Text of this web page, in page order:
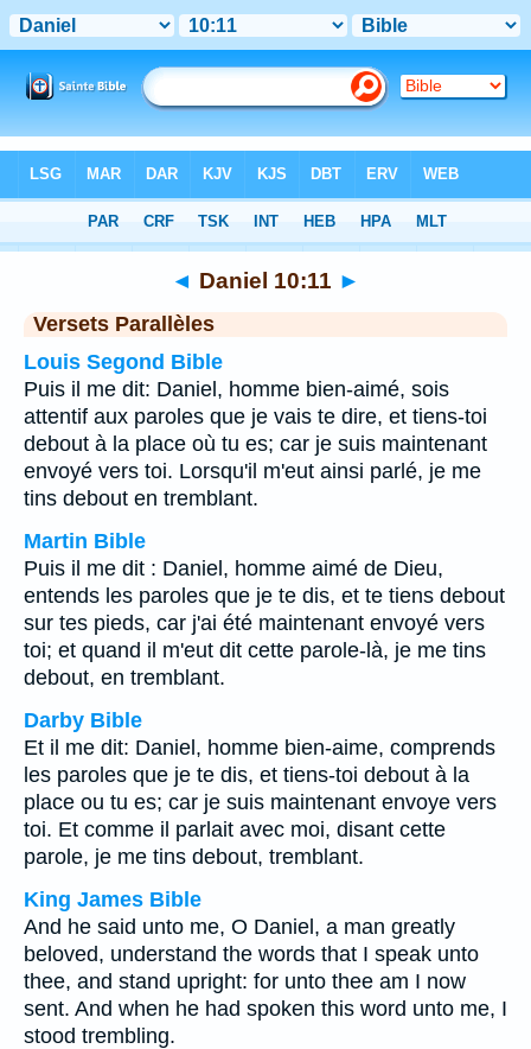
Chapitre 10> Verset 11
◄ Daniel 10:11 ►
Versets Parallèles
Louis Segond Bible
Puis il me dit: Daniel, homme bien-aimé, sois
attentif aux paroles que je vais te dire, et tiens-toi
debout à la place où tu es; car je suis maintenant
envoyé vers toi. Lorsqu'il m'eut ainsi parlé, je me
tins debout en tremblant.
Martin Bible
Puis il me dit : Daniel, homme aimé de Dieu,
entends les paroles que je te dis, et te tiens debout
sur tes pieds, car j'ai été maintenant envoyé vers
toi; et quand il m'eut dit cette parole-là, je me tins
debout, en tremblant.
Darby Bible
Et il me dit: Daniel, homme bien-aime, comprends
les paroles que je te dis, et tiens-toi debout à la
place ou tu es; car je suis maintenant envoye vers
toi. Et comme il parlait avec moi, disant cette
parole, je me tins debout, tremblant.
King James Bible
And he said unto me, O Daniel, a man greatly
beloved, understand the words that I speak unto
thee, and stand upright: for unto thee am I now
sent. And when he had spoken this word unto me, I
stood trembling.